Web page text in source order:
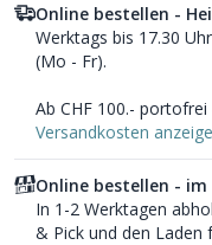
Online bestellen -
Werktags bis 17.30
(Mo - Fr).
Ab CHF 100.-
Versandkosten
Online bestellen - im
In 1-2 Werktagen
& Pick und den Laden